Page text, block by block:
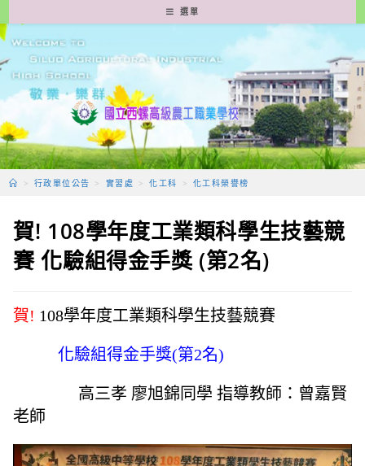
轉
至
要
容
選單
> 行政單位公告 > 實習處 > 化工科 > 化工科榮譽榜
賀! 108學年度工業類科學生技藝競
賽 化驗組得金手獎 (第2名)
賀! 108學年度工業類科學生技藝競賽
化驗組得金手獎(第2名)
高三孝 廖旭錦 同學 指導教師：曾嘉賢
老師